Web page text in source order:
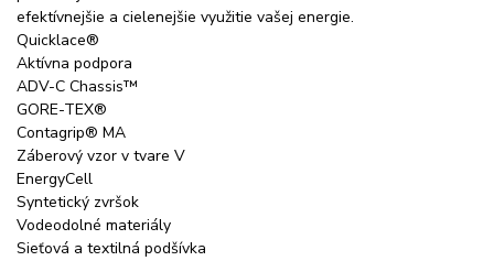
efektívnejšie a cielenejšie využitie vašej energie.
Quicklace®
Aktívna podpora
ADV-C Chassis™
GORE-TEX®
Contagrip® MA
Záberový vzor v tvare V
EnergyCell
Syntetický zvršok
Vodeodolné materiály
Sieťová a textilná podšívka